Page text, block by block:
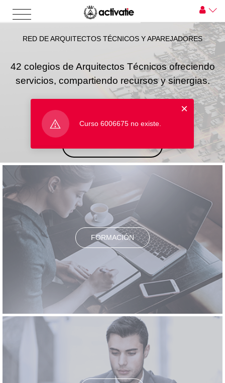
RED DE ARQUITECTOS TÉCNICOS Y APAREJADORES
42 colegios de Arquitectos Técnicos ofreciendo
servicios, compartiendo recursos y sinergias.
FORMACIÓN
Curso 6006675 no existe.
×